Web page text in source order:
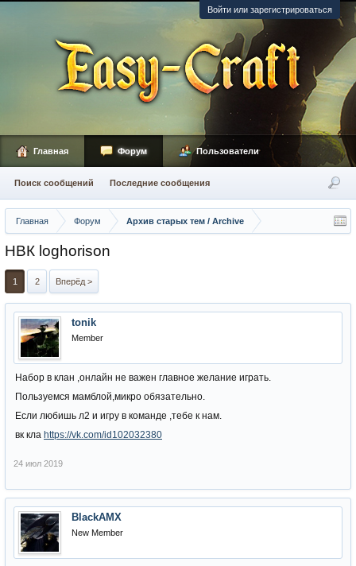
Войти или зарегистрироваться
Главная Форум Архив старых тем / Archive
НВК loghorison
1 2 Вперёд >
tonik
Member
Набор в клан ,онлайн не важен главное желание играть.
Пользуемся мамблой,микро обязательно.
Если любишь л2 и игру в команде ,тебе к нам.
вк кла https://vk.com/id102032380
24 июл 2019
BlackAMX
New Member
Главная Форум
Поиск сообщений Последние сообщения
Пользователи